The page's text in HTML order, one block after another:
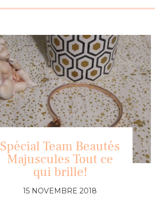
Spécial Team Beautés
Majuscules Tout ce
qui brille!
15 NOVEMBRE 2018